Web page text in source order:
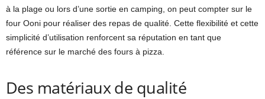
à la plage ou lors d’une sortie en camping, on peut compter sur le
four Ooni pour réaliser des repas de qualité. Cette flexibilité et cette
simplicité d’utilisation renforcent sa réputation en tant que
référence sur le marché des fours à pizza.
Des matériaux de qualité